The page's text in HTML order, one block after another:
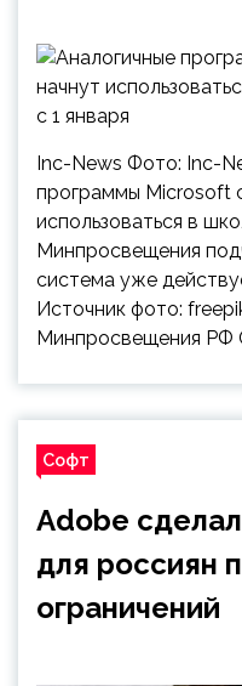
Inc-News Фото: Inc-
программы Microsoft
использоваться в
Минпросвещения
система уже
Источник фото:
Минпросвещения РФ
Софт
Adobe
для россиян
ограничений